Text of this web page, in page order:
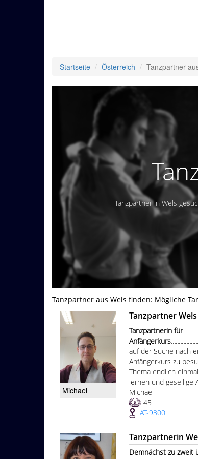
Startseite Österreich Tanzpartner
Tanzpartner in Wels
Tanzpartner aus Wels finden: Mögliche
Michael
Tanzpartner Wels
Tanzpartnerin für
auf der Suche nach
Anfängerkurs zu
Thema endlich
lernen und gesellige
Michael
45
AT-9300
Tanzpartnerin
Demnächst zu zweit